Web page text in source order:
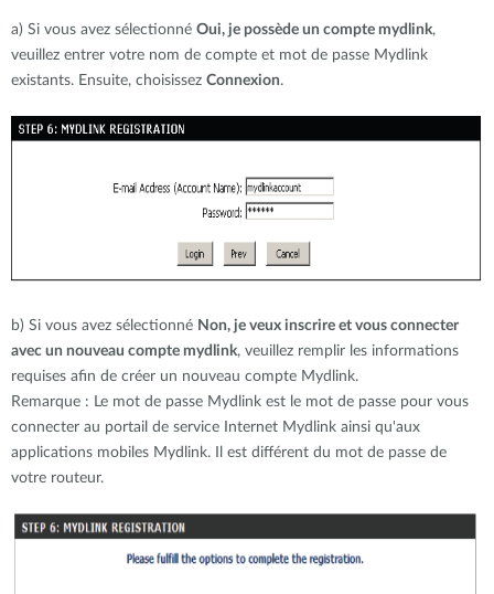
a) Si vous avez sélectionné Oui, je possède un compte mydlink,
veuillez entrer votre nom de compte et mot de passe Mydlink
existants. Ensuite, choisissez Connexion.
b) Si vous avez sélectionné Non, je veux inscrire et vous connecter
avec un nouveau compte mydlink, veuillez remplir les informations
requises afin de créer un nouveau compte Mydlink.
Remarque : Le mot de passe Mydlink est le mot de passe pour vous
connecter au portail de service Internet Mydlink ainsi qu'aux
applications mobiles Mydlink. Il est différent du mot de passe de
votre routeur.